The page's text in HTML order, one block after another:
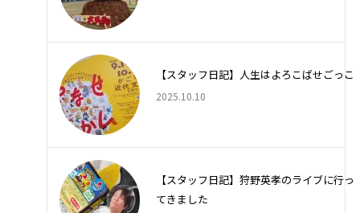
【スタッフ日記】人生はよろこばせごっこ
2025.10.10
【スタッフ日記】狩野英孝のライブに行っ
てきました